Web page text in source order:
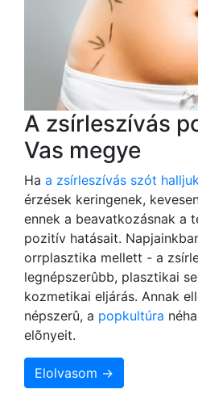
A zsírleszívás
Vas megye
Ha a zsírleszívás szót
érzések keringenek,
ennek a beavatkozásnak a
pozitív hatásait.
orrplasztika mellett - a
legnépszerûbb, plasztikai
kozmetikai eljárás. Annak
népszerû, a popkultúra
elõnyeit.
Elolvasom →